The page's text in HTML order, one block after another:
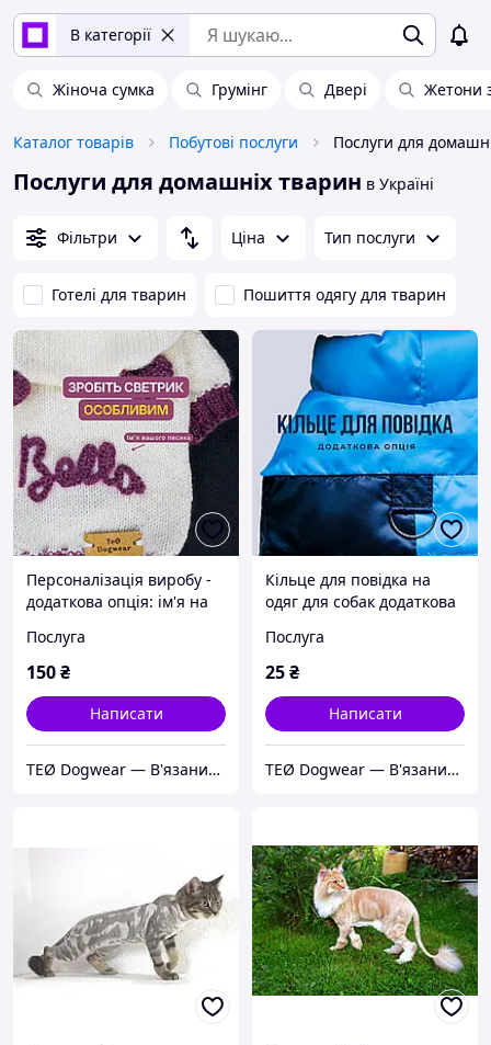
В категорії
Жіноча сумка Грумінг Двері Жетони
Каталог товарів Побутові послуги Послуги для
Послуги для домашніх тварин в Україні
Фільтри Ціна Тип послуги
Готелі для тварин Пошиття одягу для тварин
Персоналізація виробу -
додаткова опція: ім'я на
Послуга
150₴
Написати
TEØ Dogwear — В'язаний одяг для маленьких собак ручної роботи
Кільце для повідка на
одяг для собак додаткова
Послуга
25₴
Написати
TEØ Dogwear — В'язаний одяг для маленьких собак ручної роботи